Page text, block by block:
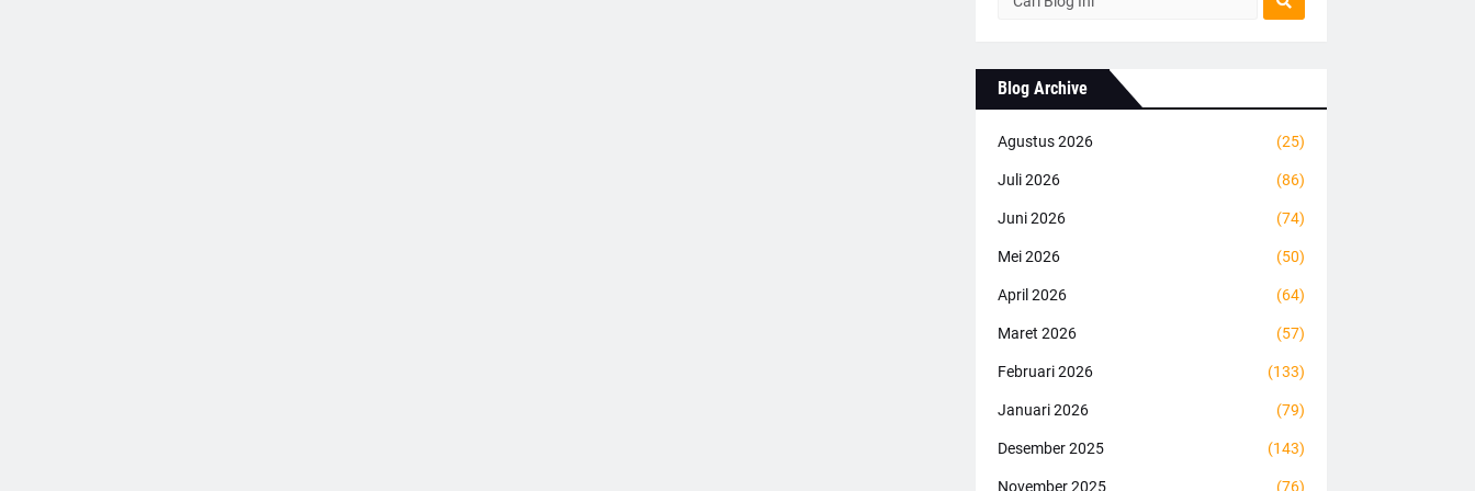
Blog Archive
Agustus 2026 (25)
Juli 2026 (86)
Juni 2026 (74)
Mei 2026 (50)
April 2026 (64)
Maret 2026 (57)
Februari 2026 (133)
Januari 2026 (79)
Desember 2025 (143)
November 2025 (76)